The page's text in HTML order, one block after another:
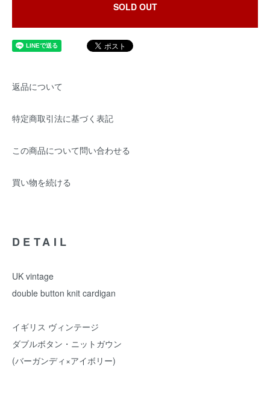
SOLD OUT
返品について
特定商取引法に基づく表記
この商品について問い合わせる
買い物を続ける
DETAIL
UK vintage
double button knit cardigan
イギリス ヴィンテージ
ダブルボタン・ニットガウン
(バーガンディ×アイボリー)